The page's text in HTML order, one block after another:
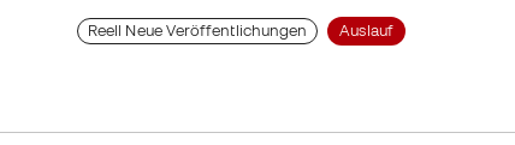
Reell Neue Veröffentlichungen Auslauf